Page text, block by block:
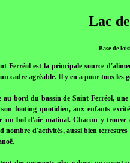
Lac
Base-de-
Ferréol est la principale source
cadre agréable. Il y en a pour tous les
bord du bassin de Saint-Ferréol,
footing quotidien, aux enfants
un bol d'air matinal. Chacun y trouve
nombre d'activités, aussi bien